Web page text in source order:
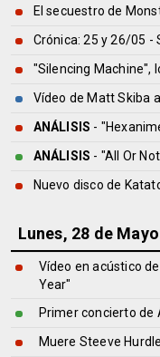
El secuestro de
Crónica: 25 y 26/05 -
"Silencing Machine",
Vídeo de Matt Skiba
ANÁLISIS -
ANÁLISIS - "All Or
Nuevo disco de
Lunes, 28 de Mayo
Vídeo en acústico
Year"
Primer concierto de
Muere Steeve